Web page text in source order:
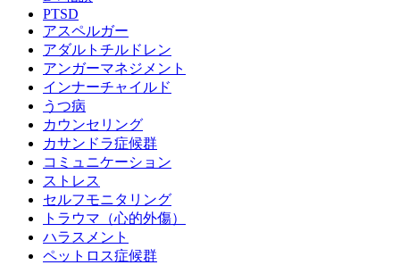
PTSD
アスペルガー
アダルトチルドレン
アンガーマネジメント
インナーチャイルド
うつ病
カウンセリング
カサンドラ症候群
コミュニケーション
ストレス
セルフモニタリング
トラウマ（心的外傷）
ハラスメント
ペットロス症候群